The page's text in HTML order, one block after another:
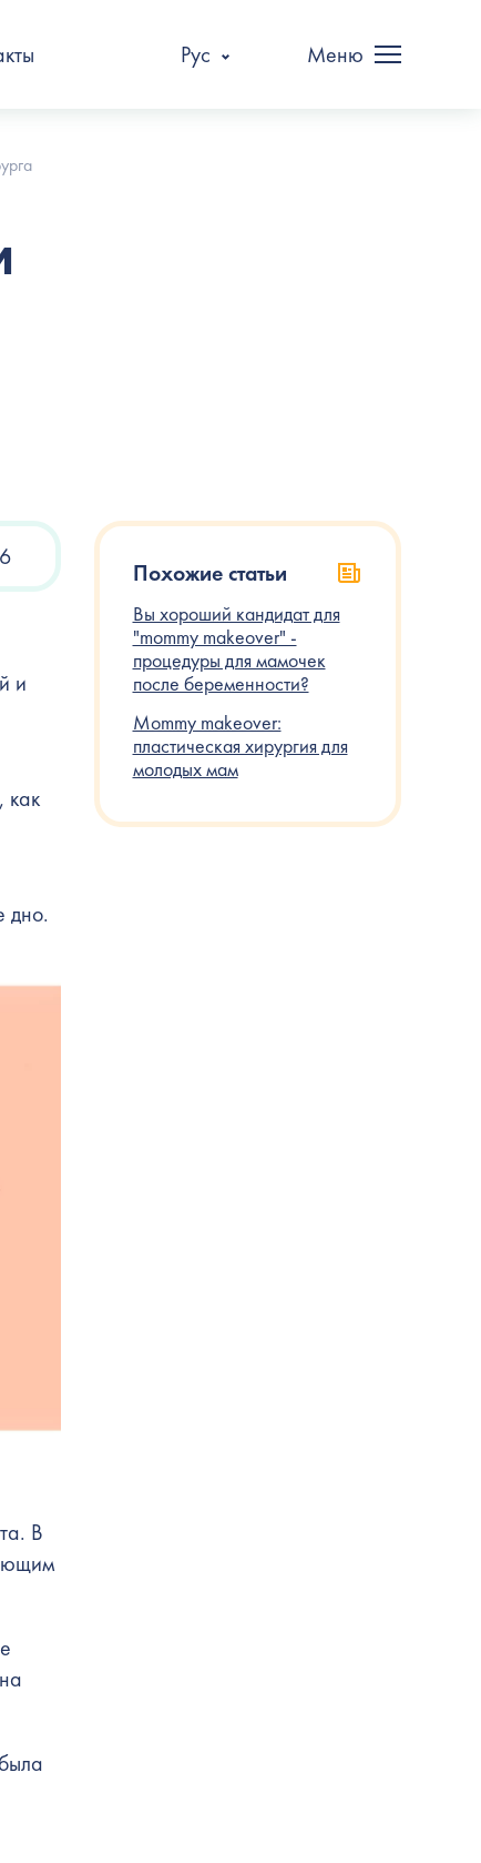
Рус Меню
и
как
дно.
В
Похожие статьи
Вы хороший кандидат для
"mommy makeover" -
процедуры для мамочек
после беременности?
Mommy makeover:
пластическая хирургия для
молодых мам